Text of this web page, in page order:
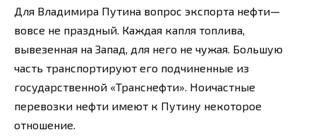
Для Владимира Путина вопрос экспорта нефти—
вовсе не праздный. Каждая капля топлива,
вывезенная на Запад, для него не чужая. Большую
часть транспортируют его подчиненные из
государственной «Транснефти». Ноичастные
перевозки нефти имеют к Путину некоторое
отношение.